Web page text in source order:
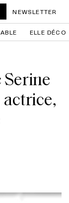
NEWSLETTER
ELLE DÉCO
Serine
actrice,